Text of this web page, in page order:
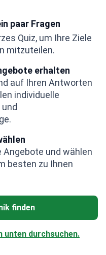
paar Fragen
Quiz, um Ihre Ziele
mitzuteilen.
erhalten
auf Ihren Antworten
individuelle
Angebote und wählen
besten zu Ihnen
finden
unten durchsuchen.